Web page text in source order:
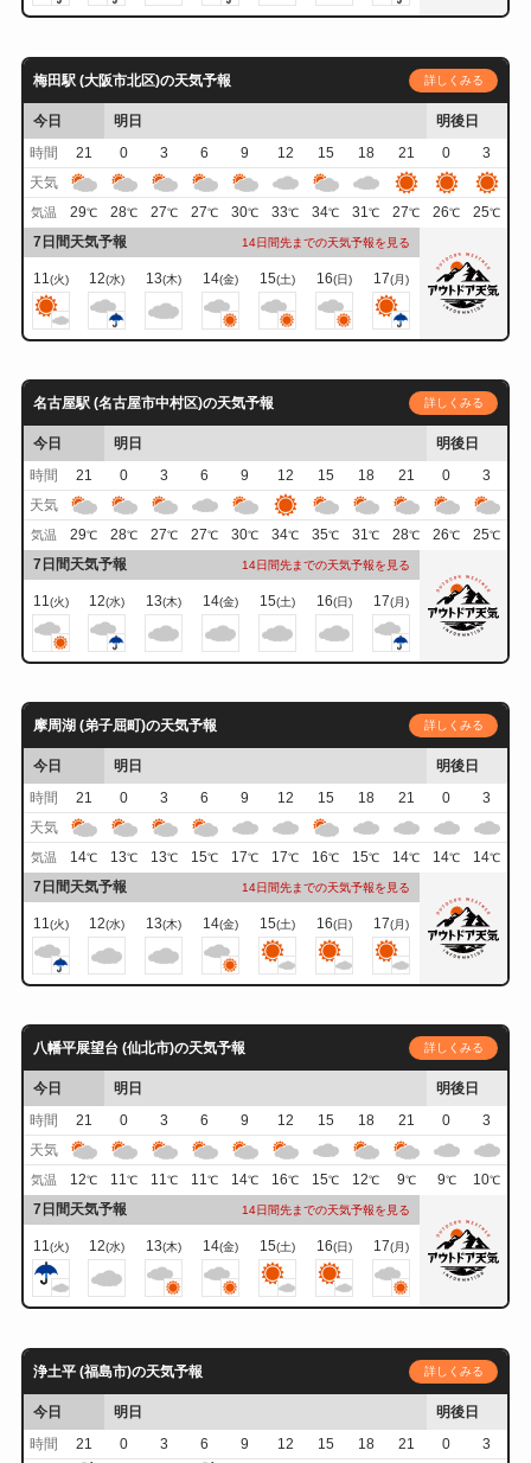
梅田駅 (大阪市北区)の天気予報 詳しくみる
今日 明日
明後日
時間
21 0 3 6 9 12 15 18 21 0
3
天気
気温 29℃ 28℃ 27℃ 27℃ 30℃ 33℃ 34℃ 31℃ 27℃ 26℃ 25℃
7日間天気予報 14日間先までの天気予報を見る
11(火) 12(水) 13(木) 14(金) 15(土) 16(日) 17(月)
名古屋駅 (名古屋市中村区)の天気予報 詳しくみる
今日 明日
明後日
時間
21 0 3 6 9 12 15 18 21 0
3
天気
気温 29℃ 28℃ 27℃ 27℃ 30℃ 34℃ 35℃ 31℃ 28℃ 26℃ 25℃
7日間天気予報 14日間先までの天気予報を見る
11(火) 12(水) 13(木) 14(金) 15(土) 16(日) 17(月)
摩周湖 (弟子屈町)の天気予報 詳しくみる
今日 明日
明後日
時間
21 0 3 6 9 12 15 18 21 0
3
天気
気温 14℃ 13℃ 13℃ 15℃ 17℃ 17℃ 16℃ 15℃ 14℃ 14℃ 14℃
7日間天気予報 14日間先までの天気予報を見る
11(火) 12(水) 13(木) 14(金) 15(土) 16(日) 17(月)
八幡平展望台 (仙北市)の天気予報 詳しくみる
今日 明日
明後日
時間
21 0 3 6 9 12 15 18 21 0
3
天気
気温 12℃ 11℃ 11℃ 11℃ 14℃ 16℃ 15℃ 12℃ 9℃ 9℃ 10℃
7日間天気予報 14日間先までの天気予報を見る
11(火) 12(水) 13(木) 14(金) 15(土) 16(日) 17(月)
浄土平 (福島市)の天気予報 詳しくみる
今日 明日
明後日
時間
21 0 3 6 9 12 15 18 21 0
3